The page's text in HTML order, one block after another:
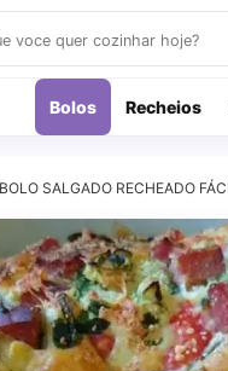
Bolos Recheios
BOLO SALGADO RECHEADO